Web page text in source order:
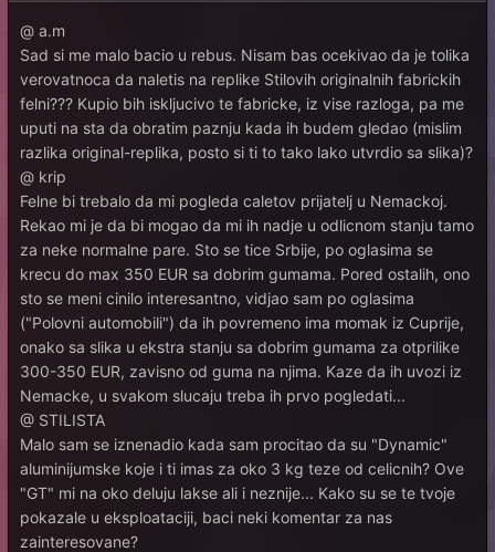
@ a.m
Sad si me malo bacio u rebus. Nisam bas ocekivao da je tolika
verovatnoca da naletis na replike Stilovih originalnih fabrickih
felni??? Kupio bih iskljucivo te fabricke, iz vise razloga, pa me
uputi na sta da obratim paznju kada ih budem gledao (mislim
razlika original-replika, posto si ti to tako lako utvrdio sa slika)?
@ krip
Felne bi trebalo da mi pogleda caletov prijatelj u Nemackoj.
Rekao mi je da bi mogao da mi ih nadje u odlicnom stanju tamo
za neke normalne pare. Sto se tice Srbije, po oglasima se
krecu do max 350 EUR sa dobrim gumama. Pored ostalih, ono
sto se meni cinilo interesantno, vidjao sam po oglasima
("Polovni automobili") da ih povremeno ima momak iz Cuprije,
onako sa slika u ekstra stanju sa dobrim gumama za otprilike
300-350 EUR, zavisno od guma na njima. Kaze da ih uvozi iz
Nemacke, u svakom slucaju treba ih prvo pogledati...
@ STILISTA
Malo sam se iznenadio kada sam procitao da su "Dynamic"
aluminijumske koje i ti imas za oko 3 kg teze od celicnih? Ove
"GT" mi na oko deluju lakse ali i neznije... Kako su se te tvoje
pokazale u eksploataciji, baci neki komentar za nas
zainteresovane?